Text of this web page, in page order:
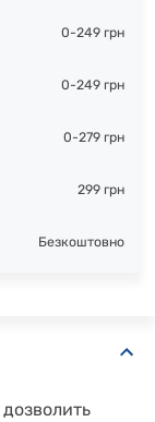
0-249 грн
0-249 грн
0-279 грн
299 грн
Безкоштовно
дозволить